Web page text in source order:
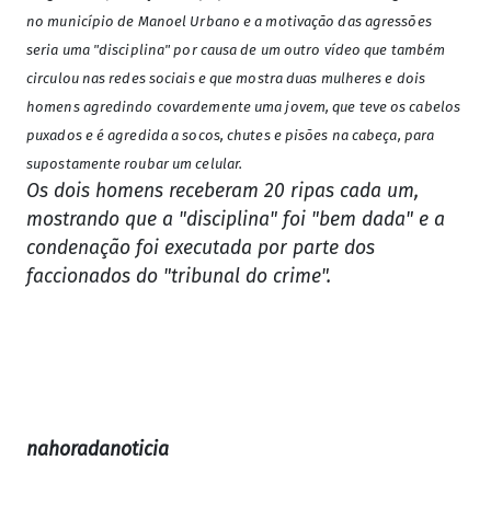
no município de Manoel Urbano e a motivação das agressões
seria uma "disciplina" por causa de um outro vídeo que também
circulou nas redes sociais e que mostra duas mulheres e dois
homens agredindo covardemente uma jovem, que teve os cabelos
puxados e é agredida a socos, chutes e pisões na cabeça, para
supostamente roubar um celular.
Os dois homens receberam 20 ripas cada um,
mostrando que a "disciplina" foi "bem dada" e a
condenação foi executada por parte dos
faccionados do "tribunal do crime".
nahoradanoticia